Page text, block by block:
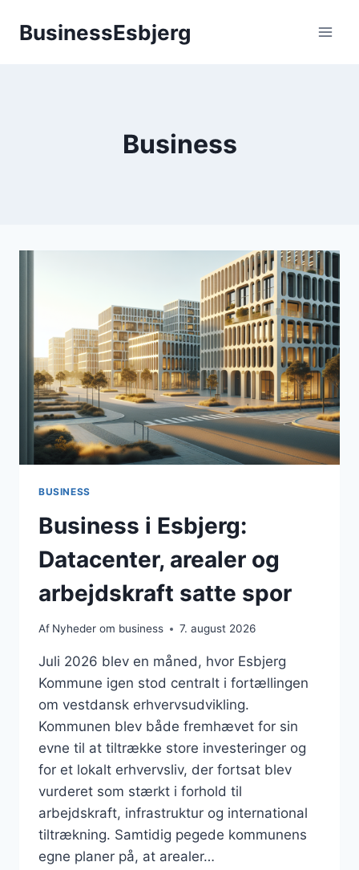
BusinessEsbjerg
Business
BUSINESS
Business i Esbjerg:
Datacenter, arealer og
arbejdskraft satte spor
Af Nyheder om business 7. august 2026
Juli 2026 blev en måned, hvor Esbjerg
Kommune igen stod centralt i fortællingen
om vestdansk erhvervsudvikling.
Kommunen blev både fremhævet for sin
evne til at tiltrække store investeringer og
for et lokalt erhvervsliv, der fortsat blev
vurderet som stærkt i forhold til
arbejdskraft, infrastruktur og international
tiltrækning. Samtidig pegede kommunens
egne planer på, at arealer…